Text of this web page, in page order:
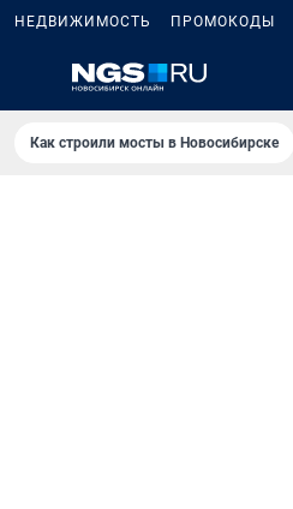
НЕДВИЖИМОСТЬ ПРОМОКОДЫ
Как строили мосты в Новосибирске